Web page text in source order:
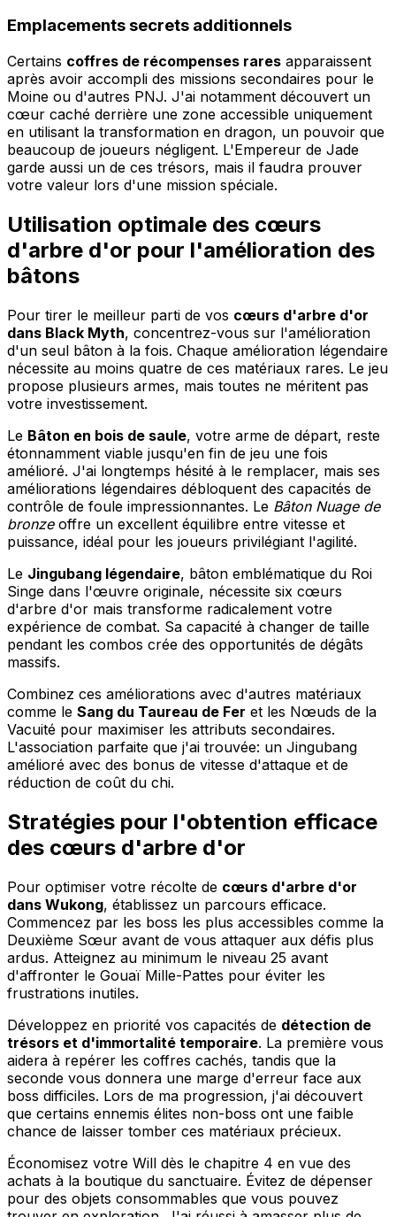
Emplacements secrets additionnels
Certains coffres de récompenses rares apparaissent
après avoir accompli des missions secondaires pour le
Moine ou d'autres PNJ. J'ai notamment découvert un
cœur caché derrière une zone accessible uniquement
en utilisant la transformation en dragon, un pouvoir que
beaucoup de joueurs négligent. L'Empereur de Jade
garde aussi un de ces trésors, mais il faudra prouver
votre valeur lors d'une mission spéciale.
Utilisation optimale des cœurs
d'arbre d'or pour l'amélioration des
bâtons
Pour tirer le meilleur parti de vos cœurs d'arbre d'or
dans Black Myth, concentrez-vous sur l'amélioration
d'un seul bâton à la fois. Chaque amélioration légendaire
nécessite au moins quatre de ces matériaux rares. Le jeu
propose plusieurs armes, mais toutes ne méritent pas
votre investissement.
Le Bâton en bois de saule, votre arme de départ, reste
étonnamment viable jusqu'en fin de jeu une fois
amélioré. J'ai longtemps hésité à le remplacer, mais ses
améliorations légendaires débloquent des capacités de
contrôle de foule impressionnantes. Le Bâton Nuage de
bronzeoffre un excellent équilibre entre vitesse et
puissance, idéal pour les joueurs privilégiant l'agilité.
Le Jingubang légendaire, bâton emblématique du Roi
Singe dans l'œuvre originale, nécessite six cœurs
d'arbre d'or mais transforme radicalement votre
expérience de combat. Sa capacité à changer de taille
pendant les combos crée des opportunités de dégâts
massifs.
Combinez ces améliorations avec d'autres matériaux
comme le Sang du Taureau de Fer et les Nœuds de la
Vacuité pour maximiser les attributs secondaires.
L'association parfaite que j'ai trouvée: un Jingubang
amélioré avec des bonus de vitesse d'attaque et de
réduction de coût du chi.
Stratégies pour l'obtention efficace
des cœurs d'arbre d'or
Pour optimiser votre récolte de cœurs d'arbre d'or
dans Wukong, établissez un parcours efficace.
Commencez par les boss les plus accessibles comme la
Deuxième Sœur avant de vous attaquer aux défis plus
ardus. Atteignez au minimum le niveau 25 avant
d'affronter le Gouaï Mille-Pattes pour éviter les
frustrations inutiles.
Développez en priorité vos capacités de détection de
trésors et d'immortalité temporaire. La première vous
aidera à repérer les coffres cachés, tandis que la
seconde vous donnera une marge d'erreur face aux
boss difficiles. Lors de ma progression, j'ai découvert
que certains ennemis élites non-boss ont une faible
chance de laisser tomber ces matériaux précieux.
Économisez votre Will dès le chapitre 4 en vue des
achats à la boutique du sanctuaire. Évitez de dépenser
pour des objets consommables que vous pouvez